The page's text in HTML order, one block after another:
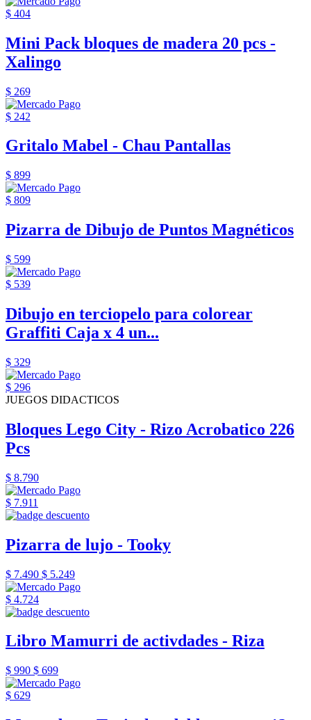
$ 404
Mini Pack bloques de madera 20 pcs -
Xalingo
$ 269
$ 242
Gritalo Mabel - Chau Pantallas
$ 899
$ 809
Pizarra de Dibujo de Puntos Magnéticos
$ 599
$ 539
Dibujo en terciopelo para colorear
Graffiti Caja x 4 un...
$ 329
$ 296
JUEGOS DIDACTICOS
Bloques Lego City - Rizo Acrobatico 226
Pcs
$ 8.790
$ 7.911
Pizarra de lujo - Tooky
$ 7.490 $ 5.249
$ 4.724
Libro Mamurri de activdades - Riza
$ 990 $ 699
$ 629